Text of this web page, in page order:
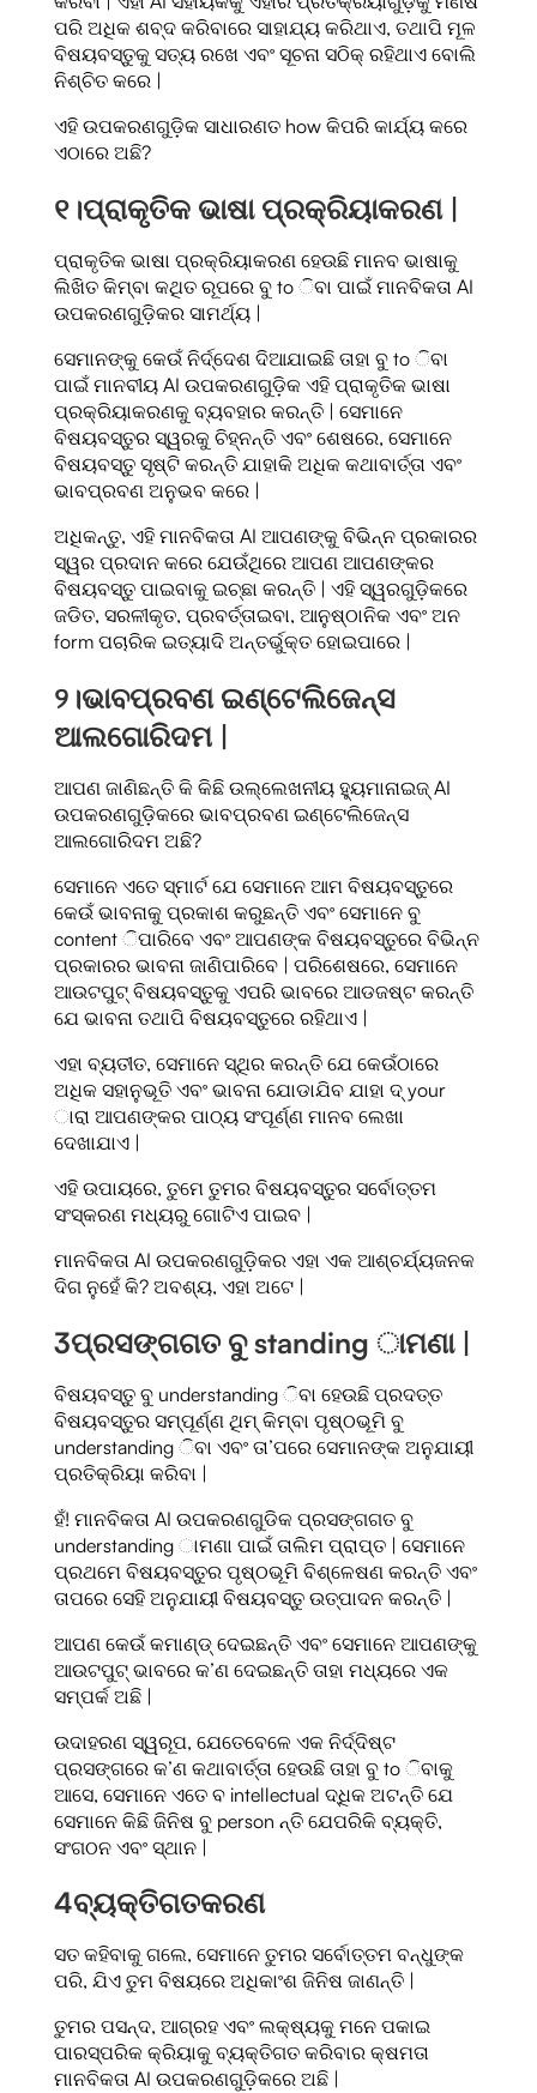
ପରି ଅଧିକ ଶବ୍ଦ କରିବାରେ ସାହାଯ୍ୟ କରିଥାଏ, ତଥାପି ମୂଳ
ବିଷୟବସ୍ତୁକୁ ସତ୍ୟ ରଖେ ଏବଂ ସୂଚନା ସଠିକ୍ ରହିଥାଏ ବୋଲି
ନିଶ୍ଚିତ କରେ |
ଏହି ଉପକରଣଗୁଡ଼ିକ ସାଧାରଣତ how କିପରି କାର୍ଯ୍ୟ କରେ
ଏଠାରେ ଅଛି?
୧।ପ୍ରାକୃତିକ ଭାଷା ପ୍ରକ୍ରିୟାକରଣ |
ପ୍ରାକୃତିକ ଭାଷା ପ୍ରକ୍ରିୟାକରଣ ହେଉଛି ମାନବ ଭାଷାକୁ
ଲିଖିତ କିମ୍ବା କଥିତ ରୂପରେ ବୁ to ିବା ପାଇଁ ମାନବିକତା AI
ଉପକରଣଗୁଡ଼ିକର ସାମର୍ଥ୍ୟ |
ସେମାନଙ୍କୁ କେଉଁ ନିର୍ଦ୍ଦେଶ ଦିଆଯାଇଛି ତାହା ବୁ to ିବା
ପାଇଁ ମାନବୀୟ AI ଉପକରଣଗୁଡ଼ିକ ଏହି ପ୍ରାକୃତିକ ଭାଷା
ପ୍ରକ୍ରିୟାକରଣକୁ ବ୍ୟବହାର କରନ୍ତି | ସେମାନେ
ବିଷୟବସ୍ତୁର ସ୍ୱରକୁ ଚିହ୍ନନ୍ତି ଏବଂ ଶେଷରେ, ସେମାନେ
ବିଷୟବସ୍ତୁ ସୃଷ୍ଟି କରନ୍ତି ଯାହାକି ଅଧିକ କଥାବାର୍ତ୍ତା ଏବଂ
ଭାବପ୍ରବଣ ଅନୁଭବ କରେ |
ଅଧିକନ୍ତୁ, ଏହି ମାନବିକତା AI ଆପଣଙ୍କୁ ବିଭିନ୍ନ ପ୍ରକାରର
ସ୍ୱର ପ୍ରଦାନ କରେ ଯେଉଁଥିରେ ଆପଣ ଆପଣଙ୍କର
ବିଷୟବସ୍ତୁ ପାଇବାକୁ ଇଚ୍ଛା କରନ୍ତି | ଏହି ସ୍ୱରଗୁଡ଼ିକରେ
ଜଡିତ, ସରଳୀକୃତ, ପ୍ରବର୍ତ୍ତାଇବା, ଆନୁଷ୍ଠାନିକ ଏବଂ ଅନ
form ପଚାରିକ ଇତ୍ୟାଦି ଅନ୍ତର୍ଭୁକ୍ତ ହୋଇପାରେ |
୨।ଭାବପ୍ରବଣ ଇଣ୍ଟେଲିଜେନ୍ସ
ଆଲଗୋରିଦମ |
ଆପଣ ଜାଣିଛନ୍ତି କି କିଛି ଉଲ୍ଲେଖନୀୟ ହ୍ୟୁମାନାଇଜ୍ AI
ଉପକରଣଗୁଡ଼ିକରେ ଭାବପ୍ରବଣ ଇଣ୍ଟେଲିଜେନ୍ସ
ଆଲଗୋରିଦମ ଅଛି?
ସେମାନେ ଏତେ ସ୍ମାର୍ଟ ଯେ ସେମାନେ ଆମ ବିଷୟବସ୍ତୁରେ
କେଉଁ ଭାବନାକୁ ପ୍ରକାଶ କରୁଛନ୍ତି ଏବଂ ସେମାନେ ବୁ
content ିପାରିବେ ଏବଂ ଆପଣଙ୍କ ବିଷୟବସ୍ତୁରେ ବିଭିନ୍ନ
ପ୍ରକାରର ଭାବନା ଜାଣିପାରିବେ | ପରିଶେଷରେ, ସେମାନେ
ଆଉଟପୁଟ୍ ବିଷୟବସ୍ତୁକୁ ଏପରି ଭାବରେ ଆଡଜଷ୍ଟ କରନ୍ତି
ଯେ ଭାବନା ତଥାପି ବିଷୟବସ୍ତୁରେ ରହିଥାଏ |
ଏହା ବ୍ୟତୀତ, ସେମାନେ ସ୍ଥିର କରନ୍ତି ଯେ କେଉଁଠାରେ
ଅଧିକ ସହାନୁଭୂତି ଏବଂ ଭାବନା ଯୋଡାଯିବ ଯାହା ଦ୍ your
ାରା ଆପଣଙ୍କର ପାଠ୍ୟ ସଂପୂର୍ଣ୍ଣ ମାନବ ଲେଖା
ଦେଖାଯାଏ |
ଏହି ଉପାୟରେ, ତୁମେ ତୁମର ବିଷୟବସ୍ତୁର ସର୍ବୋତ୍ତମ
ସଂସ୍କରଣ ମଧ୍ୟରୁ ଗୋଟିଏ ପାଇବ |
ମାନବିକତା AI ଉପକରଣଗୁଡ଼ିକର ଏହା ଏକ ଆଶ୍ଚର୍ଯ୍ୟଜନକ
ଦିଗ ନୁହେଁ କି? ଅବଶ୍ୟ, ଏହା ଅଟେ |
3ପ୍ରସଙ୍ଗଗତ ବୁ standing ାମଣା |
ବିଷୟବସ୍ତୁ ବୁ understanding ିବା ହେଉଛି ପ୍ରଦତ୍ତ
ବିଷୟବସ୍ତୁର ସମ୍ପୂର୍ଣ୍ଣ ଥିମ୍ କିମ୍ବା ପୃଷ୍ଠଭୂମି ବୁ
understanding ିବା ଏବଂ ତା’ପରେ ସେମାନଙ୍କ ଅନୁଯାୟୀ
ପ୍ରତିକ୍ରିୟା କରିବା |
ହଁ! ମାନବିକତା AI ଉପକରଣଗୁଡିକ ପ୍ରସଙ୍ଗଗତ ବୁ
understanding ାମଣା ପାଇଁ ତାଲିମ ପ୍ରାପ୍ତ | ସେମାନେ
ପ୍ରଥମେ ବିଷୟବସ୍ତୁର ପୃଷ୍ଠଭୂମି ବିଶ୍ଳେଷଣ କରନ୍ତି ଏବଂ
ତାପରେ ସେହି ଅନୁଯାୟୀ ବିଷୟବସ୍ତୁ ଉତ୍ପାଦନ କରନ୍ତି |
ଆପଣ କେଉଁ କମାଣ୍ଡ୍ ଦେଇଛନ୍ତି ଏବଂ ସେମାନେ ଆପଣଙ୍କୁ
ଆଉଟପୁଟ୍ ଭାବରେ କ’ଣ ଦେଇଛନ୍ତି ତାହା ମଧ୍ୟରେ ଏକ
ସମ୍ପର୍କ ଅଛି |
ଉଦାହରଣ ସ୍ୱରୂପ, ଯେତେବେଳେ ଏକ ନିର୍ଦ୍ଦିଷ୍ଟ
ପ୍ରସଙ୍ଗରେ କ’ଣ କଥାବାର୍ତ୍ତା ହେଉଛି ତାହା ବୁ to ିବାକୁ
ଆସେ, ସେମାନେ ଏତେ ବ intellectual ଦ୍ଧିକ ଅଟନ୍ତି ଯେ
ସେମାନେ କିଛି ଜିନିଷ ବୁ person ନ୍ତି ଯେପରିକି ବ୍ୟକ୍ତି,
ସଂଗଠନ ଏବଂ ସ୍ଥାନ |
4ବ୍ୟକ୍ତିଗତକରଣ
ସତ କହିବାକୁ ଗଲେ, ସେମାନେ ତୁମର ସର୍ବୋତ୍ତମ ବନ୍ଧୁଙ୍କ
ପରି, ଯିଏ ତୁମ ବିଷୟରେ ଅଧିକାଂଶ ଜିନିଷ ଜାଣନ୍ତି |
ତୁମର ପସନ୍ଦ, ଆଗ୍ରହ ଏବଂ ଲକ୍ଷ୍ୟକୁ ମନେ ପକାଇ
ପାରସ୍ପରିକ କ୍ରିୟାକୁ ବ୍ୟକ୍ତିଗତ କରିବାର କ୍ଷମତା
ମାନବିକତା AI ଉପକରଣଗୁଡ଼ିକରେ ଅଛି |